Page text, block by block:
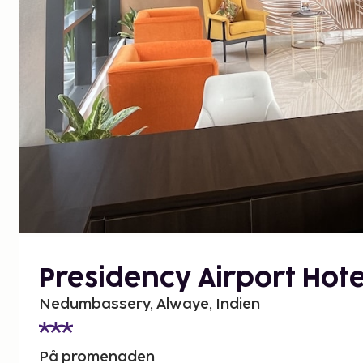
Presidency Airport
Nedumbassery, Alwaye, Indien
På promenaden